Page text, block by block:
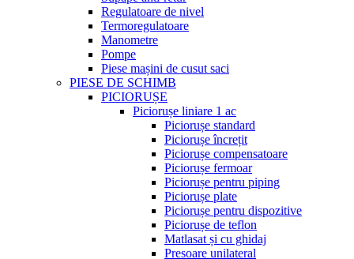
Regulatoare de nivel
Termoregulatoare
Manometre
Pompe
Piese mașini de cusut saci
PIESE DE SCHIMB
PICIORUȘE
Piciorușe liniare 1 ac
Piciorușe standard
Piciorușe încrețit
Piciorușe compensatoare
Piciorușe fermoar
Piciorușe pentru piping
Piciorușe plate
Piciorușe pentru dispozitive
Piciorușe de teflon
Matlasat și cu ghidaj
Presoare unilateral